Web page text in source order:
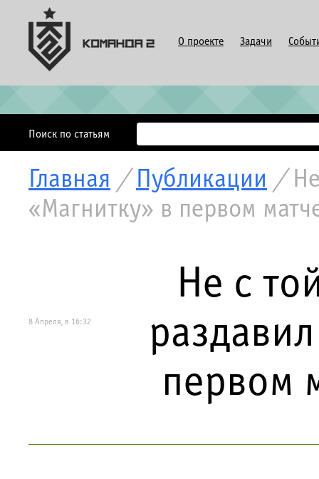
О проекте Задачи
Поиск по статьям
Главная / Публикации /
«Магнитку» в первом
8 Апреля, в 16:32
Не с
первом